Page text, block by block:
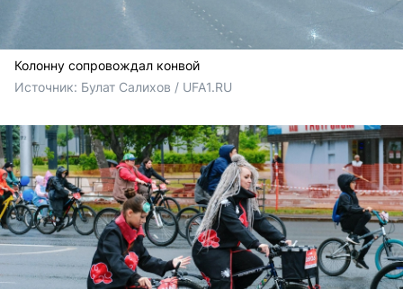
Колонну сопровождал конвой
Источник: Булат Салихов / UFA1.RU